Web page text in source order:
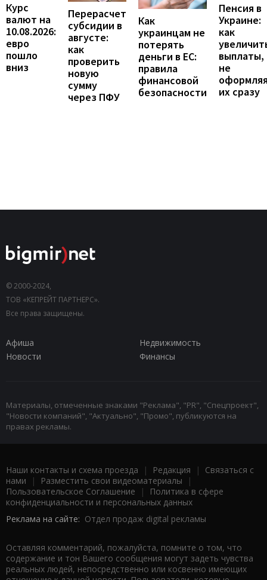
Курс
валют на
10.08.2026:
евро
пошло
вниз
Перерасчет
субсидии в
августе:
как
проверить
новую
сумму
через ПФУ
Как
украинцам не
потерять
деньги в ЕС:
правила
финансовой
безопасности
Пенсия в
Украине:
как
выплаты,
не
их сразу
© 2000-2024,
ТОВ «КЕПРЕЙТ ПАРТНЕРС».
Все права защищены.
Афиша
Недвижимость
Новости
Финансы
Материалы, отмеченные знаками "Реклама", "PR", "Спецпроект",
"Новости компаний", "Актуально", "Промо", публикуются на
правах рекламы.
Наши контакты и схема проезда | Редакция | Связаться с
нами | Разместить свои видеоматериалы |
Пользовательское Соглашение |
Политика в сфере
конфиденциальности и персональных данных
Реклама на сайте: Отдел продаж digital рекламы
Оставляя комментарий, пожалуйста, помните о том, что
содержание и тон Вашего сообщения могут задеть чувства
реальных людей, непосредственно или косвенно имеющих